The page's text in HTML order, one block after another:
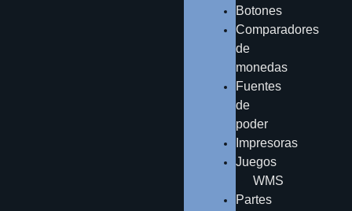
Botones
Comparadores
de
monedas
Fuentes
de
poder
Impresoras
Juegos
WMS
Partes